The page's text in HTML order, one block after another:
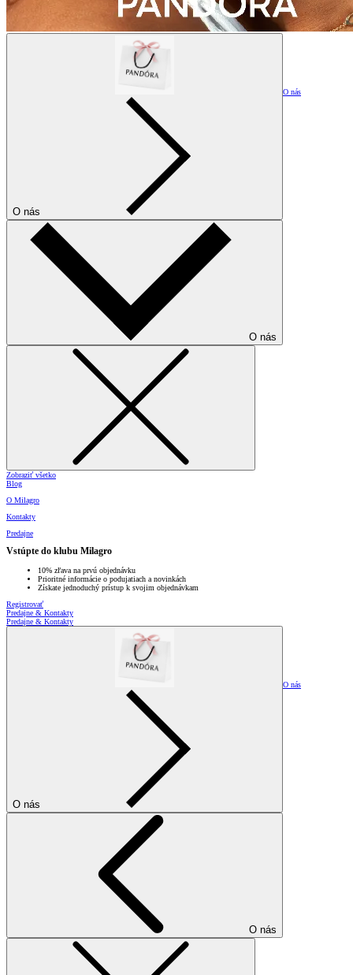
O nás
O nás
O nás
Zobraziť všetko
Blog
O Milagro
Kontakty
Predajne
Vstúpte do klubu Milagro
10% zľava na prvú objednávku
Prioritné informácie o podujatiach a novinkách
Získate jednoduchý prístup k svojim objednávkam
Registrovať
Predajne & Kontakty
Predajne & Kontakty
O nás
O nás
O nás